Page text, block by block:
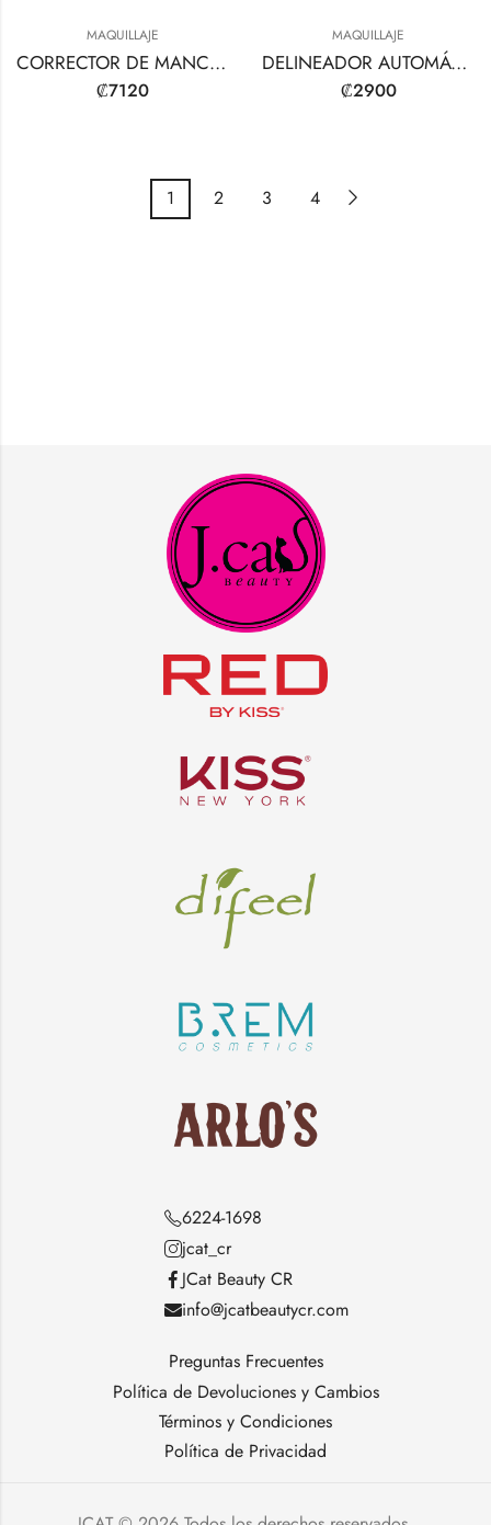
MAQUILLAJE
CORRECTOR DE MANCHAS
₡7120
MAQUILLAJE
DELINEADOR AUTOMÁTICO DE LABIOS ENROLLABLE
₡2900
1 2 3 4
6224-1698
jcat_cr
JCat Beauty CR
info@jcatbeautycr.com
Preguntas Frecuentes
Política de Devoluciones y Cambios
Términos y Condiciones
Política de Privacidad